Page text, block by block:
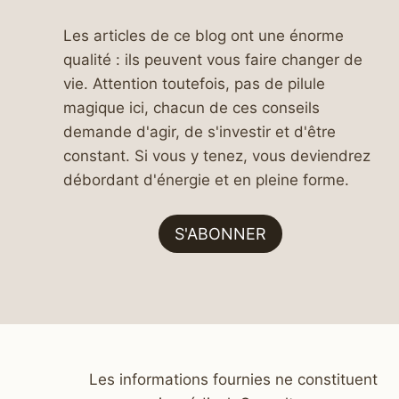
Les articles de ce blog ont une énorme
qualité : ils peuvent vous faire changer de
vie. Attention toutefois, pas de pilule
magique ici, chacun de ces conseils
demande d'agir, de s'investir et d'être
constant. Si vous y tenez, vous deviendrez
débordant d'énergie et en pleine forme.
S'ABONNER
Les informations fournies ne constituent